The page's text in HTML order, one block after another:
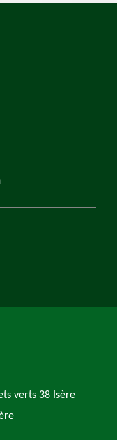
verts 38 Isère